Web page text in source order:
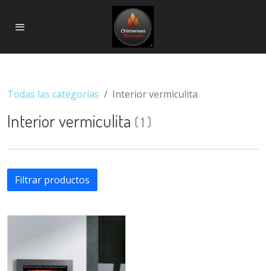
Todas las categorías Interior vermiculita
Interior vermiculita (1 )
Filtrar productos